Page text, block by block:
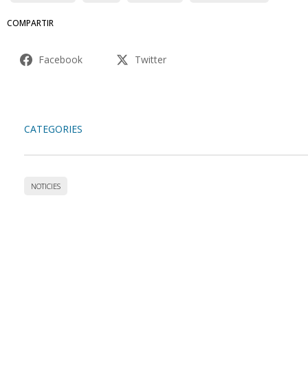
COMPARTIR
Facebook Twitter
CATEGORIES
NOTICIES